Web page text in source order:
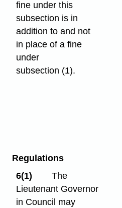
fine under this
subsection is in
addition to and not
in place of a fine
under
subsection (1).
Regulations
6(1)
The
Lieutenant Governor
in Council may